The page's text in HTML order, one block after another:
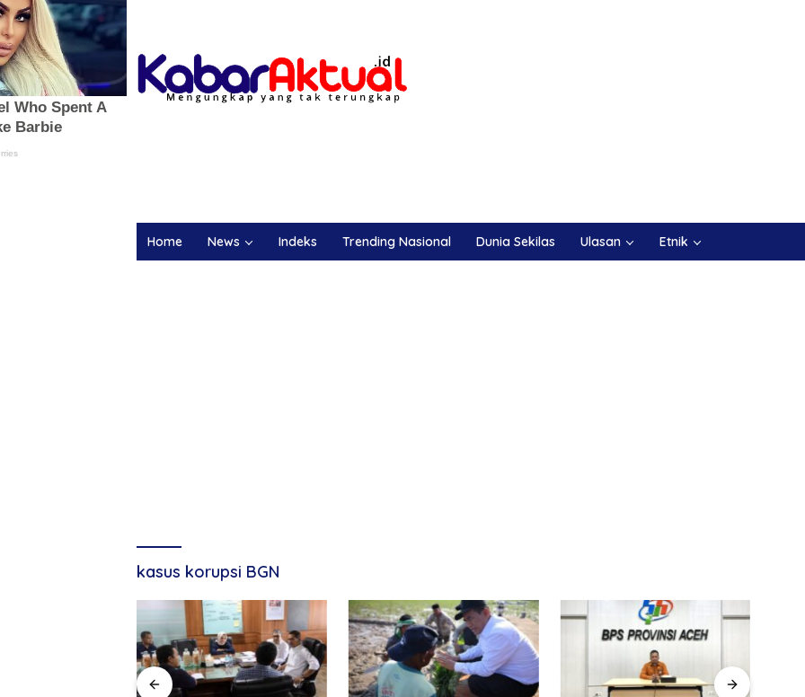
Home News Indeks Trending Nasional Dunia Sekilas Ulasan Etnik
kasus korupsi BGN